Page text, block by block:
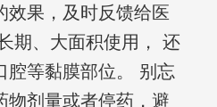
效果，及时反馈给医
期、大面积使用， 还
腔等黏膜部位。 别忘
物剂量或者停药，避